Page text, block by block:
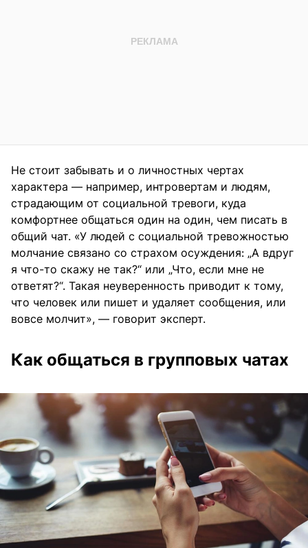
Не стоит забывать и о личностных чертах
характера — например, интровертам и людям,
страдающим от социальной тревоги, куда
комфортнее общаться один на один, чем писать в
общий чат. «У людей с социальной тревожностью
молчание связано со страхом осуждения: „А вдруг
я что-то скажу не так?“ или „Что, если мне не
ответят?“. Такая неуверенность приводит к тому,
что человек или пишет и удаляет сообщения, или
вовсе молчит», — говорит эксперт.
Как общаться в групповых чатах